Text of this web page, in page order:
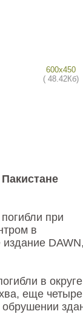
600x450
( 48.42Кб)
при
в
в округе
еще